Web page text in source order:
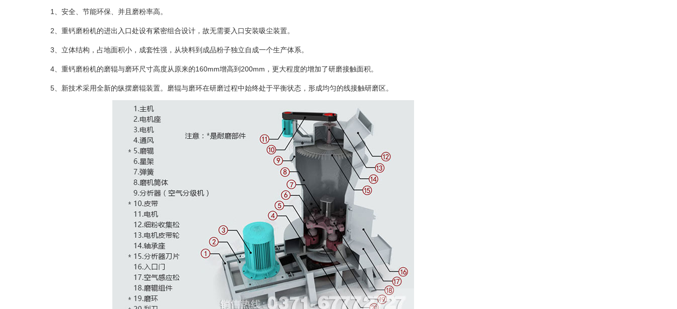
1、安全、节能环保、并且磨粉率高。
2、重钙磨粉机的进出入口处设有紧密组合设计，故无需要入口安装吸尘装置。
3、立体结构，占地面积小，成套性强，从块料到成品粉子独立自成一个生产体系。
4、重钙磨粉机的磨辊与磨环尺寸高度从原来的160mm增高到200mm，更大程度的增加了研磨接触面积。
5、新技术采用全新的纵摆磨辊装置。磨辊与磨环在研磨过程中始终处于平衡状态，形成均匀的线接触研磨区。